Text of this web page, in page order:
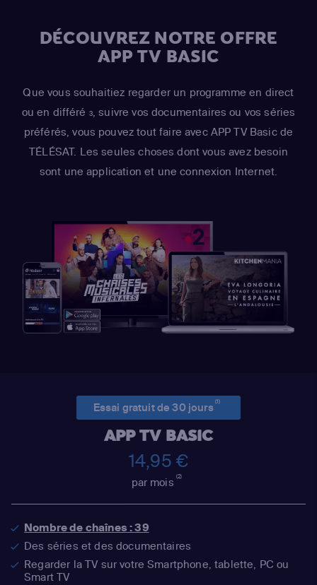
DÉCOUVREZ NOTRE OFFRE
APP TV BASIC
Que vous souhaitiez regarder un programme en direct
ou en différé 3, suivre vos documentaires ou vos séries
préférés, vous pouvez tout faire avec APP TV Basic de
TÉLÉSAT. Les seules choses dont vous avez besoin
sont une application et une connexion Internet.
Essai gratuit de 30 jours(1)
APP TV BASIC
14,95 €
par mois(2)
Nombre de chaînes : 39
Des séries et des documentaires
Regarder la TV sur votre Smartphone, tablette, PC ou
Smart TV